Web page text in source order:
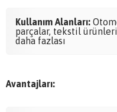
Kullanım Alanları:
parçalar, tekstil
daha fazlası
Avantajları: